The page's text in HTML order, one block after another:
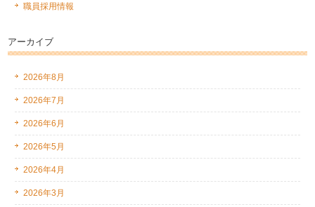
職員採用情報
アーカイブ
2026年8月
2026年7月
2026年6月
2026年5月
2026年4月
2026年3月